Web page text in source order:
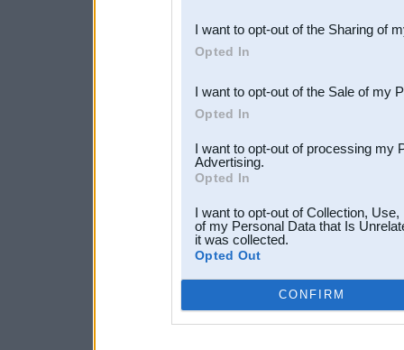
Downstream Participants
third parties.
I want to opt-out of the Sharing of
Opted In
I want to opt-out of the Sale of my
Opted In
I want to opt-out of processing my
Advertising.
Opted In
I want to opt-out of Collection,
of my Personal Data that Is
it was collected.
Opted Out
CONFIRM